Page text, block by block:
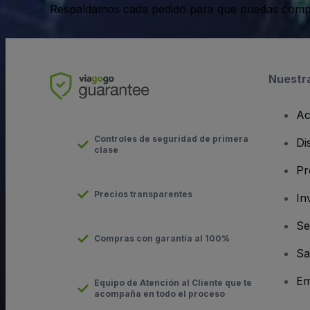
Respaldamos cada pedido para que puedas
Controles de seguridad de primera
clase
Precios transparentes
Compras con garantía al 100%
Equipo de Atención al Cliente que te
acompaña en todo el proceso